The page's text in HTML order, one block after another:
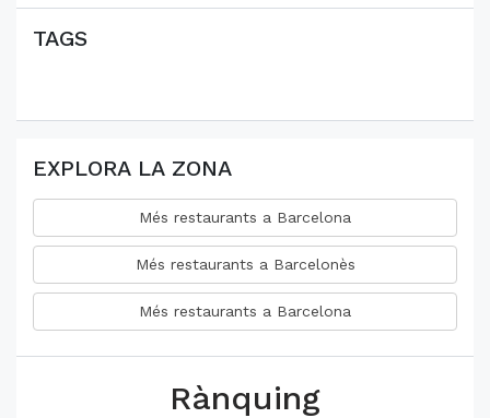
TAGS
EXPLORA LA ZONA
Més restaurants a Barcelona
Més restaurants a Barcelonès
Més restaurants a Barcelona
Rànquing